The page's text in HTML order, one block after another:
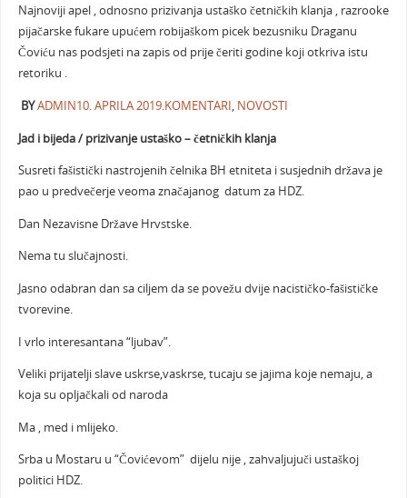
Najnoviji apel , odnosno prizivanja ustaško četničkih klanja , razrooke
pijačarske fukare upućem robijaškom picek bezusniku Draganu
Čoviću nas podsjeti na zapis od prije čeriti godine koji otkriva istu
retoriku .
BYADMIN10. APRILA 2019.KOMENTARI, NOVOSTI
Jad i bijeda / prizivanje ustaško – četničkih klanja
Susreti fašistički nastrojenih čelnika BH etniteta i susjednih država je
pao u predvečerje veoma značajanog datum za HDZ.
Dan Nezavisne Države Hrvstske.
Nema tu slučajnosti.
Jasno odabran dan sa ciljem da se povežu dvije nacističko-fašističke
tvorevine.
I vrlo interesantana “ljubav”.
Veliki prijatelji slave uskrse,vaskrse, tucaju se jajima koje nemaju, a
koja su opljačkali od naroda
Ma , med i mlijeko.
Srba u Mostaru u “Čovićevom” dijelu nije , zahvaljujuči ustaškoj
politici HDZ.